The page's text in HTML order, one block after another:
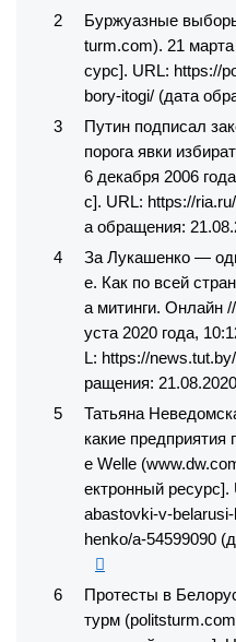
Буржуазные
turm.com). 21
сурс]. URL: https://
bory-itogi/ (дата
Путин подписал
порога явки
6 декабря 2006
с]. URL: https://
а обращения:
За Лукашенко —
е. Как по всей
а митинги. Онлайн
уста 2020 года,
L: https://
ращения:
Татьяна
какие
e Welle
ектронный
abastovki-v-
henko/a-54599090
Протесты в
турм